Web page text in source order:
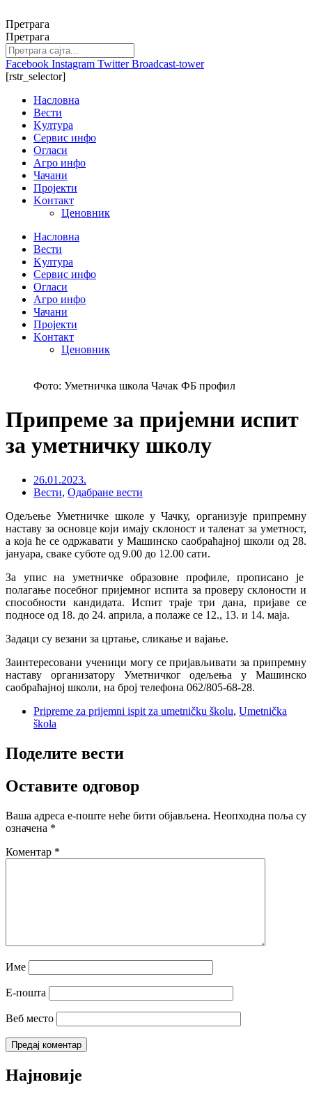
на
садржај
Претрага
Претрага
Facebook Instagram Twitter Broadcast-tower
[rstr_selector]
Насловна
Вести
Kултура
Сервис инфо
Огласи
Агро инфо
Чачани
Пројекти
Kонтакт
Ценовник
Насловна
Вести
Kултура
Сервис инфо
Огласи
Агро инфо
Чачани
Пројекти
Kонтакт
Ценовник
Фото: Уметничка школа Чачак ФБ профил
Припреме за пријемни испит
за уметничку школу
26.01.2023.
Вести, Одабране вести
Одељење Уметничке школе у Чачку, организује припремну
наставу за основце који имају склоност и таленат за уметност,
а која ће се одржавати у Машинско саобраћајној школи од 28.
јануара, сваке суботе од 9.00 до 12.00 сати.
За упис на уметничке образовне профиле, прописано је
полагање посебног пријемног испита за проверу склоности и
способности кандидата. Испит траје три дана, пријаве се
подносе од 18. до 24. априла, а полаже се 12., 13. и 14. маја.
Задаци су везани за цртање, сликање и вајање.
Заинтересовани ученици могу се пријављивати за припремну
наставу организатору Уметничког одељења у Машинско
саобраћајној школи, на број телефона 062/805-68-28.
Pripreme za prijemni ispit za umetničku školu, Umetnička
škola
Поделите вести
Оставите одговор
Ваша адреса е-поште неће бити објављена. Неопходна поља су
означена *
Коментар *
Име
Е-пошта
Веб место
Најновије